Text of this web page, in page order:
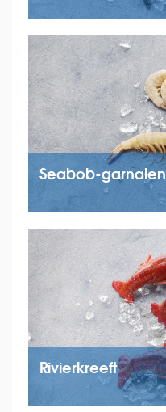
Seabob-garnalen
Rivierkreeft